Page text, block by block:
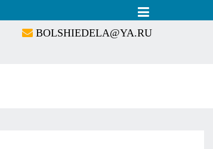
BOLSHIEDELA@YA.RU